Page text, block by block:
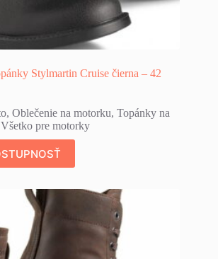
Stylmartin Cruise čierna – 42
, Oblečenie na motorku, Topánky na
Všetko pre motorky